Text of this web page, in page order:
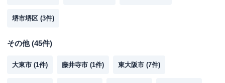
堺市堺区 (3件)
その他(45件)
大東市 (1件) 藤井寺市 (1件) 東大阪市 (7件)